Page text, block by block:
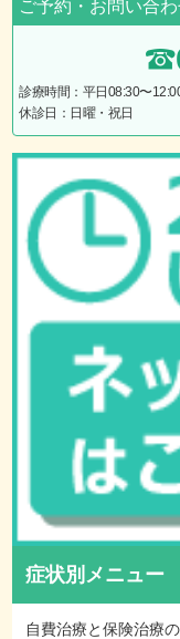
ご予約・お問い合
診療時間：平日08:30〜
休診日：日曜・祝日
症状別メニュー
自費治療と保険治療